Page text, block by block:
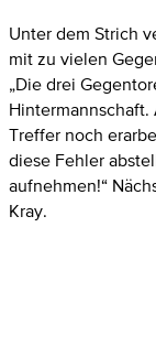
Unter dem Strich
mit zu vielen
„Die drei
Treffer noch
diese Fehler
aufnehmen!“
Kray.